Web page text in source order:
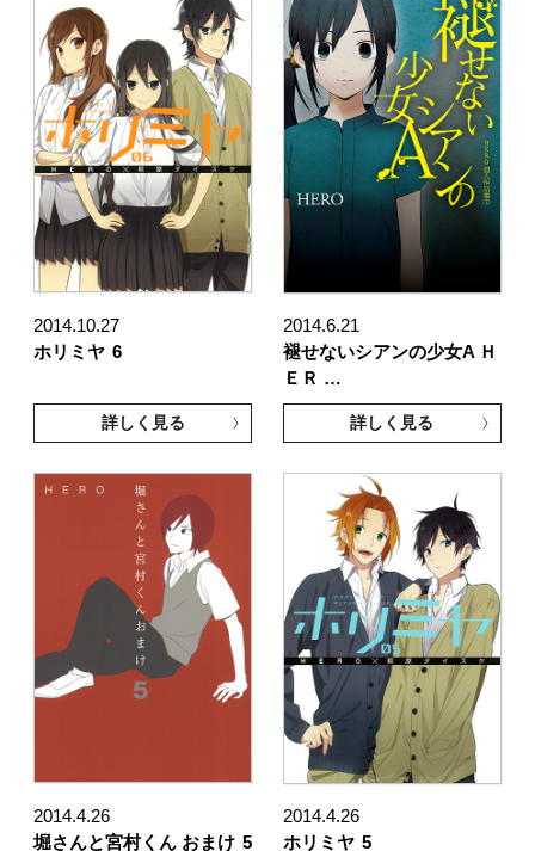
2014.10.27
ホリミヤ 6
詳しく見る
2014.6.21
褪せないシアンの少女A Ｈ
ＥＲ …
詳しく見る
2014.4.26
堀さんと宮村くん おまけ 5
2014.4.26
ホリミヤ 5